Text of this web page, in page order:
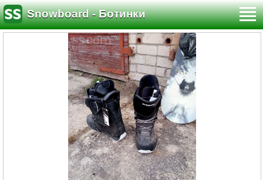
Snowboard - Ботинки